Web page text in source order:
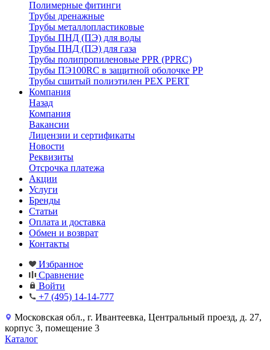
Полимерные фитинги
Трубы дренажные
Трубы металлопластиковые
Трубы ПНД (ПЭ) для воды
Трубы ПНД (ПЭ) для газа
Трубы полипропиленовые PPR (PPRC)
Трубы ПЭ100RC в защитной оболочке PP
Трубы сшитый полиэтилен PEX PERT
Компания
Назад
Компания
Вакансии
Лицензии и сертификаты
Новости
Реквизиты
Отсрочка платежа
Акции
Услуги
Бренды
Статьи
Оплата и доставка
Обмен и возврат
Контакты
Избранное
Сравнение
Войти
+7 (495) 14-14-777
Московская обл., г. Ивантеевка, Центральный проезд, д. 27,
корпус 3, помещение 3
Каталог